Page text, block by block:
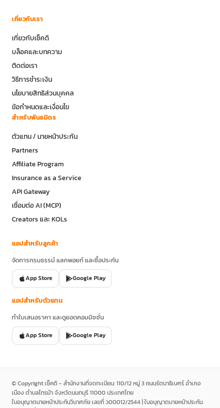
เกี่ยวกับเรา
เกี่ยวกับเช็คดิ
บล็อคและบทความ
ติดต่อเรา
วิธีการชำระเงิน
นโยบายสิทธิส่วนบุคคล
ข้อกำหนดและเงื่อนไข
สำหรับพันธมิตร
ตัวแทน / นายหน้าประกัน
Partners
Affiliate Program
Insurance as a Service
API Gateway
เชื่อมต่อ AI (MCP)
Creators และ KOLs
แอปสำหรับลูกค้า
จัดการกรมธรรม์ แลกพอยท์ และซื้อประกัน
App Store Google Play
แอปสำหรับตัวแทน
ทำใบเสนอราคา และดูยอดคอมมิชชั่น
App Store Google Play
© Copyright เช็คดิ - สำนักงานที่จดทะเบียน: 110/12 หมู่ 3 ถนนรัตนาธิเบศร์ อำเภอ
เมือง ตำบลไทรม้า จังหวัดนนทบุรี 11000 ประเทศไทย
ใบอนุญาตนายหน้าประกันวินาศภัย เลขที่ ว00012/2544 | ใบอนุญาตนายหน้าประกัน